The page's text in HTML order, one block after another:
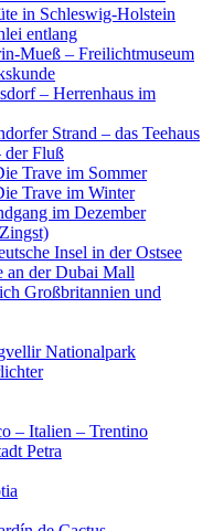
in Schleswig-Holstein
entlang
Mueß – Freilichtmuseum
– Herrenhaus im
Strand – das Teehaus
der Fluß
Trave im Sommer
Trave im Winter
im Dezember
Insel in der Ostsee
an der Dubai Mall
Großbritannien und
Nationalpark
– Italien – Trentino
Petra